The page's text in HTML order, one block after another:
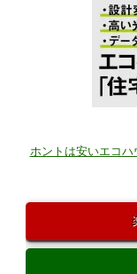
ホントは安いエコ